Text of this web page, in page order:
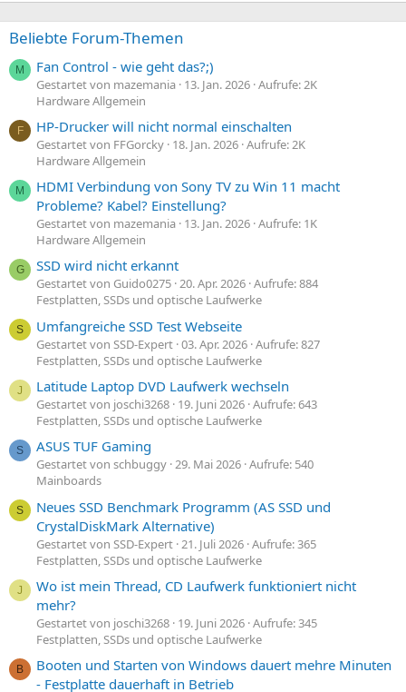
Beliebte Forum-Themen
M Fan Control - wie geht das?;)
Gestartet von mazemania 13. Jan. 2026 Aufrufe: 2K
Hardware Allgemein
F HP-Drucker will nicht normal einschalten
Gestartet von FFGorcky 18. Jan. 2026 Aufrufe: 2K
Hardware Allgemein
M
HDMI Verbindung von Sony TV zu Win 11 macht
Probleme? Kabel? Einstellung?
Gestartet von mazemania 13. Jan. 2026 Aufrufe: 1K
Hardware Allgemein
G SSD wird nicht erkannt
Gestartet von Guido0275 20. Apr. 2026 Aufrufe: 884
Festplatten, SSDs und optische Laufwerke
S Umfangreiche SSD Test Webseite
Gestartet von SSD-Expert 03. Apr. 2026 Aufrufe: 827
Festplatten, SSDs und optische Laufwerke
J Latitude Laptop DVD Laufwerk wechseln
Gestartet von joschi3268 19. Juni 2026 Aufrufe: 643
Festplatten, SSDs und optische Laufwerke
S ASUS TUF Gaming
Gestartet von schbuggy 29. Mai 2026 Aufrufe: 540
Mainboards
S
Neues SSD Benchmark Programm (AS SSD und
CrystalDiskMark Alternative)
Gestartet von SSD-Expert 21. Juli 2026 Aufrufe: 365
Festplatten, SSDs und optische Laufwerke
J
Wo ist mein Thread, CD Laufwerk funktioniert nicht
mehr?
Gestartet von joschi3268 19. Juni 2026 Aufrufe: 345
Festplatten, SSDs und optische Laufwerke
B
Booten und Starten von Windows dauert mehre Minuten
- Festplatte dauerhaft in Betrieb